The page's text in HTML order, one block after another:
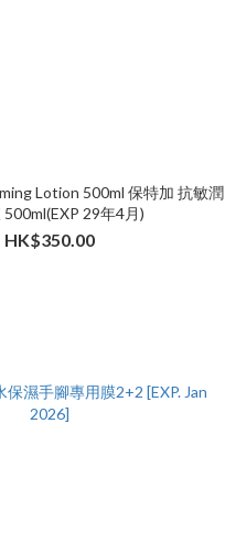
Lotion 500ml 保特加 抗敏潤
500ml(EXP 29年4月)
HK$350.00